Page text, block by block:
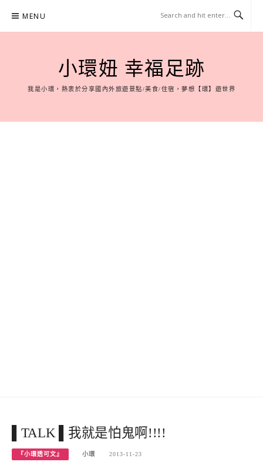
content
MENU
小環妞 幸福足跡
我是小環，熱衷於分享國內外旅遊景點/美食/住宿，夢想【環】遊世界
▌TALK ▌我就是怕鬼啊!!!!
『小環透可文』 小環 2013-11-23